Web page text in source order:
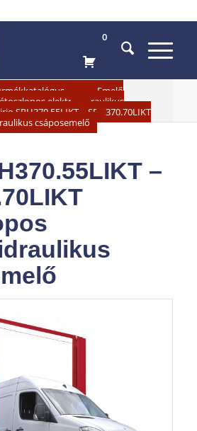
0
Emelő
elektrohidraulikus
SRH370.55LIKT – SRH370.70LIKT
csáposemelő
–